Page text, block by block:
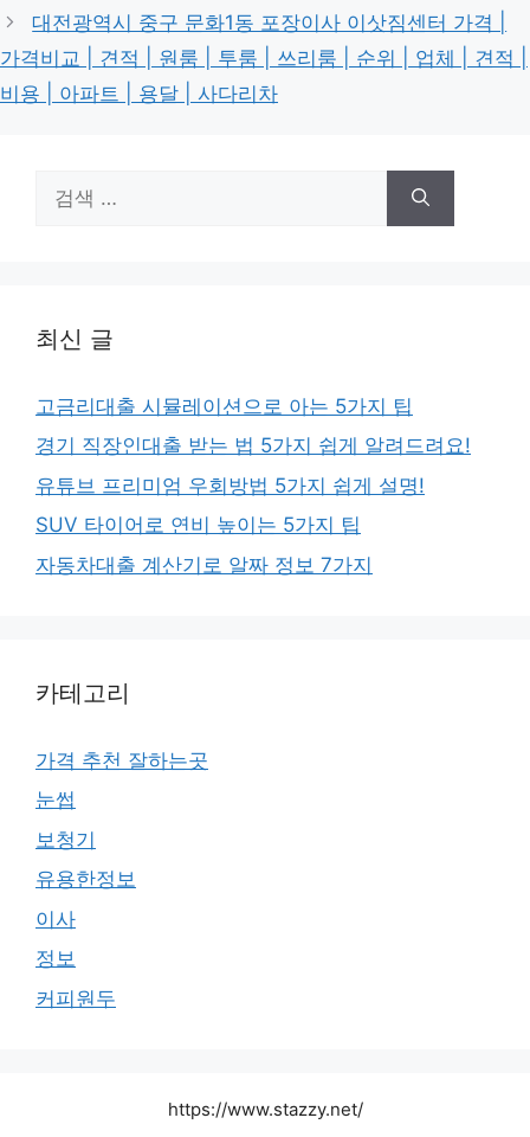
대전광역시 중구 문화1동 포장이사 이삿짐센터 가격 |
가격비교 | 견적 | 원룸 | 투룸 | 쓰리룸 | 순위 | 업체 | 견적 |
비용 | 아파트 | 용달 | 사다리차
색:
최신 글
고금리대출 시뮬레이션으로 아는 5가지 팁
경기 직장인대출 받는 법 5가지 쉽게 알려드려요!
유튜브 프리미엄 우회방법 5가지 쉽게 설명!
SUV 타이어로 연비 높이는 5가지 팁
자동차대출 계산기로 알짜 정보 7가지
카테고리
가격 추천 잘하는곳
눈썹
보청기
유용한정보
이사
정보
커피원두
https://www.stazzy.net/